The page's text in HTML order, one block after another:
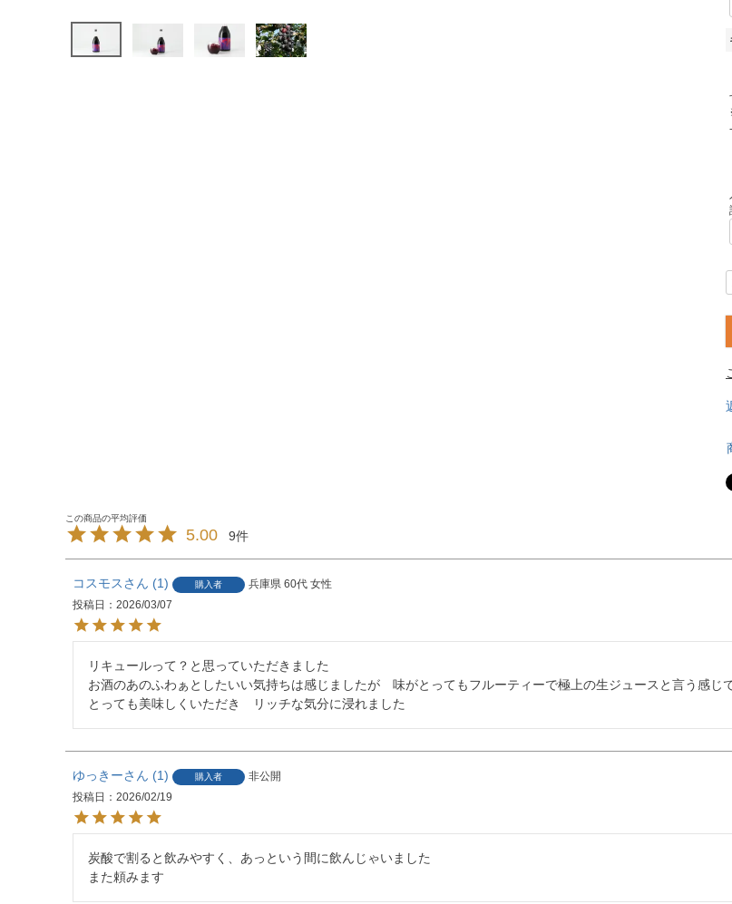
5.00 9
コスモス 1 購入者 兵庫県 60代 女性
投稿日
2026/03/07
リキュールって？と思っていただきました
お酒のあのふわぁとしたいい気持ちは感じましたが　味がとってもフルーティーで極上の生ジュースと言う感じ
とっても美味しくいただき　リッチな気分に浸れました
ゆっきー 1 購入者
非公開
投稿日
2026/02/19
炭酸で割ると飲みやすく、あっという間に飲んじゃいました
また頼みます